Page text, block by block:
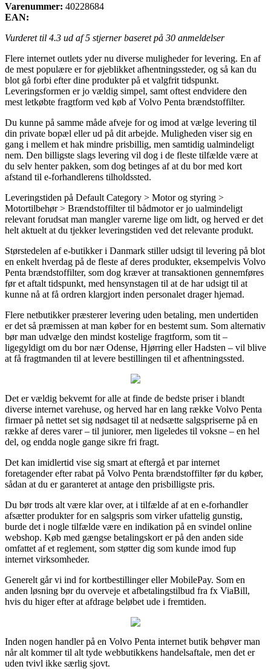
Varenummer: 40228684
EAN:
Vurderet til 4.3 ud af 5 stjerner baseret på 30 anmeldelser
Flere internet outlets yder nu diverse muligheder for levering. En af
de mest populære er for øjeblikket afhentningssteder, og så kan du
blot gå forbi efter dine produkter på et valgfrit tidspunkt.
Leveringsformen er jo vældig simpel, samt oftest endvidere den
mest letkøbte fragtform ved køb af Volvo Penta brændstoffilter.
Du kunne på samme måde afveje for og imod at vælge levering til
din private bopæl eller ud på dit arbejde. Muligheden viser sig en
gang i mellem et hak mindre prisbillig, men samtidig ualmindeligt
nem. Den billigste slags levering vil dog i de fleste tilfælde være at
du selv henter pakken, som dog betinges af at du bor med kort
afstand til e-forhandlerens tilholdssted.
Leveringstiden på Default Category > Motor og styring >
Motortilbehør > Brændstoffilter til bådmotor er jo ualmindeligt
relevant forudsat man mangler varerne lige om lidt, og herved er det
helt aktuelt at du tjekker leveringstiden ved det relevante produkt.
Størstedelen af e-butikker i Danmark stiller udsigt til levering på blot
en enkelt hverdag på de fleste af deres produkter, eksempelvis Volvo
Penta brændstoffilter, som dog kræver at transaktionen gennemføres
før et aftalt tidspunkt, med hensynstagen til at de har udsigt til at
kunne nå at få ordren klargjort inden personalet drager hjemad.
Flere netbutikker præsterer levering uden betaling, men undertiden
er det så præmissen at man køber for en bestemt sum. Som alternativ
bør man udvælge den mindst kostelige fragtform, som tit –
ligegyldigt om du bor nær Odense, Hjørring eller Hadsten – vil blive
at få fragtmanden til at levere bestillingen til et afhentningssted.
Det er vældig bekvemt for alle at finde de bedste priser i blandt
diverse internet varehuse, og herved har en lang række Volvo Penta
firmaer på nettet set sig nødsaget til at nedsætte salgspriserne på en
række af deres varer – til juniorer, men ligeledes til voksne – en hel
del, og endda nogle gange sikre fri fragt.
Det kan imidlertid vise sig smart at eftergå et par internet
foretagender efter rabat på Volvo Penta brændstoffilter før du køber,
sådan at du er garanteret at antage den prisbilligste pris.
Du bør trods alt være klar over, at i tilfælde af at en e-forhandler
afsætter produkter for en salgspris som virker ufattelig gunstig,
burde det i nogle tilfælde være en indikation på en svindel online
webshop. Køb med gængse betalingskort er på den anden side
omfattet af et reglement, som støtter dig som kunde imod fup
internet virksomheder.
Generelt går vi ind for kortbestillinger eller MobilePay. Som en
anden løsning bør du overveje et afbetalingstilbud fra fx ViaBill,
hvis du higer efter at afdrage beløbet ude i fremtiden.
Inden nogen handler på en Volvo Penta internet butik behøver man
når alt kommer til alt tyde webbutikkens handelsaftale, men det er
uden tvivl ikke særlig sjovt.